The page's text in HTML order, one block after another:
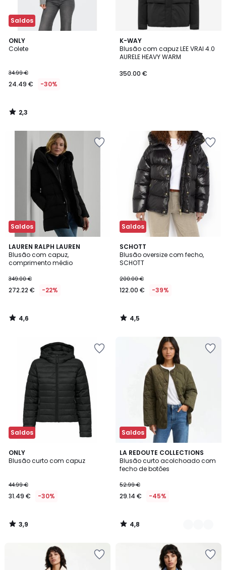
Saldos
ONLY
Colete
34.99 €
24.49 € -30%
2,3
/ 5
2,3
/
K-WAY
Blusão com capuz LEE VRAI 4.0
AURELE HEAVY WARM
350.00 €
Saldos
LAUREN RALPH LAUREN
Blusão com capuz,
comprimento médio
349.00 €
272.22 € -22%
4,6
/ 5
4,6
/
Saldos
SCHOTT
Blusão oversize com fecho,
SCHOTT
200.00 €
122.00 € -39%
4,5
/ 5
4,5
/
Saldos
ONLY
Blusão curto com capuz
44.99 €
31.49 € -30%
3,9
/ 5
3,9
/
Saldos
LA REDOUTE COLLECTIONS
Blusão curto acolchoado com
fecho de botões
52.99 €
29.14 € -45%
4,8
/ 5
2
Cores
4,8
/